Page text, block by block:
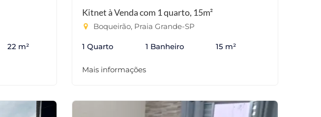
22 m²
Kitnet à Venda com 1 quarto, 15m²
Boqueirão, Praia Grande-SP
1 Quarto 1 Banheiro 15 m²
Mais informações